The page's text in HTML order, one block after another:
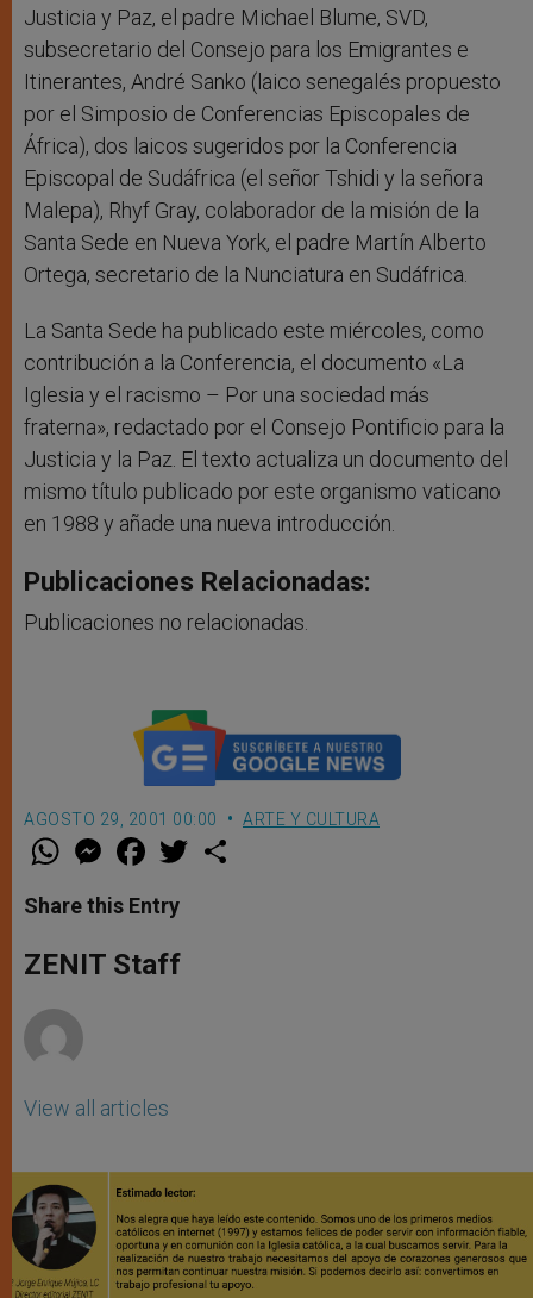
Justicia y Paz, el padre Michael Blume, SVD,
subsecretario del Consejo para los Emigrantes e
Itinerantes, André Sanko (laico senegalés propuesto
por el Simposio de Conferencias Episcopales de
África), dos laicos sugeridos por la Conferencia
Episcopal de Sudáfrica (el señor Tshidi y la señora
Malepa), Rhyf Gray, colaborador de la misión de la
Santa Sede en Nueva York, el padre Martín Alberto
Ortega, secretario de la Nunciatura en Sudáfrica.
La Santa Sede ha publicado este miércoles, como
contribución a la Conferencia, el documento «La
Iglesia y el racismo – Por una sociedad más
fraterna», redactado por el Consejo Pontificio para la
Justicia y la Paz. El texto actualiza un documento del
mismo título publicado por este organismo vaticano
en 1988 y añade una nueva introducción.
Publicaciones Relacionadas:
Publicaciones no relacionadas.
AGOSTO 29, 2001 00:00 ARTE Y CULTURA
W
t
s
p
p
M
e
s
e
g
e
F
a
e
b
o
k
w
Share this Entry
ZENIT Staff
View all articles